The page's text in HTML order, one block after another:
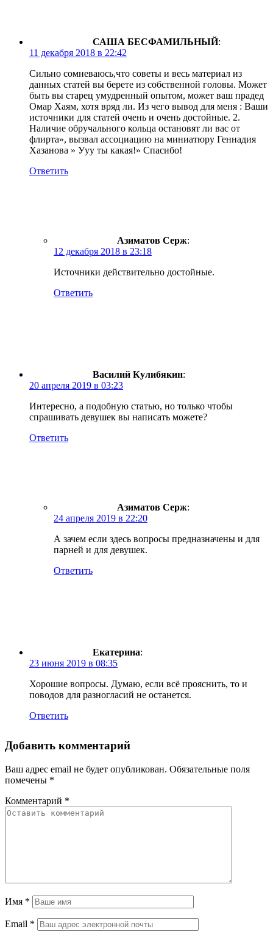
САША БЕСФАМИЛЬНЫЙ:
11 декабря 2018 в 22:42
Сильно сомневаюсь,что советы и весь материал из
данных статей вы берете из собственной головы. Может
быть вы старец умудренный опытом, может ваш прадед
Омар Хаям, хотя вряд ли. Из чего вывод для меня : Ваши
источники для статей очень и очень достойные. 2.
Наличие обручального кольца остановят ли вас от
флирта», вызвал ассоциацию на миниатюру Геннадия
Хазанова » Ууу ты какая!» Спасибо!
Ответить
Азиматов Серж:
12 декабря 2018 в 23:18
Источники действительно достойные.
Ответить
Василий Кулибякин:
20 апреля 2019 в 03:23
Интересно, а подобную статью, но только чтобы
спрашивать девушек вы написать можете?
Ответить
Азиматов Серж:
24 апреля 2019 в 22:20
А зачем если здесь вопросы предназначены и для
парней и для девушек.
Ответить
Екатерина:
23 июня 2019 в 08:35
Хорошие вопросы. Думаю, если всё прояснить, то и
поводов для разногласий не останется.
Ответить
Добавить комментарий
Ваш адрес email не будет опубликован. Обязательные поля
помечены *
Комментарий *
Имя *
Email *